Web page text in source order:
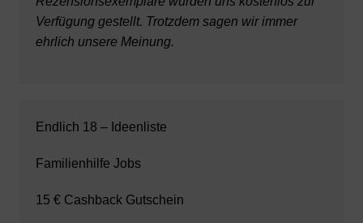
Verfügung gestellt. Trotzdem sagen wir immer
ehrlich unsere Meinung.
Endlich 18 – Ideenliste
Familienhilfe Jobs
15 € Cashback Gutschein